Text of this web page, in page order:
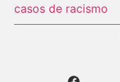
casos de racismo